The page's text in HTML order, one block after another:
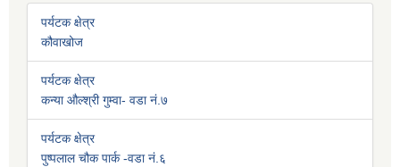
पर्यटक क्षेत्र
कौवाखोज
पर्यटक क्षेत्र
कन्या औल्श्री गुम्वा- वडा नं.७
पर्यटक क्षेत्र
पुष्पलाल चौक पार्क -वडा नं.६